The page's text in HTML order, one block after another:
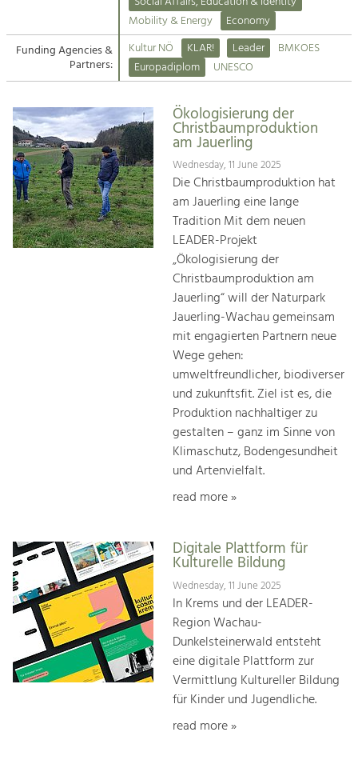
Suche
Impressum
Kontakt
Tourism
Offer Development and Positioning
Art & Culture
Crafts, Science and Research.
Social Affairs, Education
& Identity
Equality, Youth and Integration.
Climate Change, Public Transport and
Increase in Regional Value Added.
Mobility & Energy
Economy
Funding Agencies &
Partners:
Kultur NÖ KLAR! Leader
BMKOES
Europadiplom
UNESCO
Ökologisierung der
Christbaumproduktion
am Jauerling
Wednesday, 11 June 2025
Die Christbaumproduktion hat
am Jauerling eine lange
Tradition Mit dem neuen
LEADER-Projekt
„Ökologisierung der
Christbaumproduktion am
Jauerling“ will der Naturpark
Jauerling-Wachau gemeinsam
mit engagierten Partnern neue
Wege gehen:
umweltfreundlicher, biodiverser
und zukunftsfit. Ziel ist es, die
Produktion nachhaltiger zu
gestalten – ganz im Sinne von
Klimaschutz, Bodengesundheit
und Artenvielfalt.
read more »
Digitale Plattform für
Kulturelle Bildung
Wednesday, 11 June 2025
In Krems und der LEADER-
Region Wachau-
Dunkelsteinerwald entsteht
eine digitale Plattform zur
Vermittlung Kultureller Bildung
für Kinder und Jugendliche.
read more »